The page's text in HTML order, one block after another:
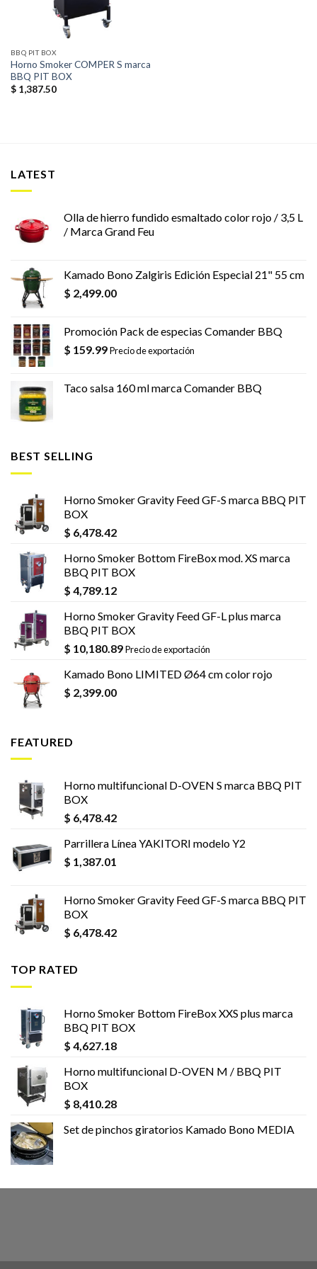
BBQ PIT BOX
Horno Smoker COMPER S marca
BBQ PIT BOX
$1,387.50
LATEST
Olla de hierro fundido esmaltado color rojo / 3,5 L
/ Marca Grand Feu
Kamado Bono Zalgiris Edición Especial 21" 55 cm
$ 2,499.00
Promoción Pack de especias Comander BBQ
$ 159.99Precio de exportación
Taco salsa 160 ml marca Comander BBQ
BEST SELLING
Horno Smoker Gravity Feed GF-S marca BBQ PIT
BOX
$ 6,478.42
Horno Smoker Bottom FireBox mod. XS marca
BBQ PIT BOX
$ 4,789.12
Horno Smoker Gravity Feed GF-L plus marca
BBQ PIT BOX
$ 10,180.89Precio de exportación
Kamado Bono LIMITED Ø64 cm color rojo
$ 2,399.00
FEATURED
Horno multifuncional D-OVEN S marca BBQ PIT
BOX
$ 6,478.42
Parrillera Línea YAKITORI modelo Y2
$ 1,387.01
Horno Smoker Gravity Feed GF-S marca BBQ PIT
BOX
$ 6,478.42
TOP RATED
Horno Smoker Bottom FireBox XXS plus marca
BBQ PIT BOX
$ 4,627.18
Horno multifuncional D-OVEN M / BBQ PIT
BOX
$ 8,410.28
Set de pinchos giratorios Kamado Bono MEDIA